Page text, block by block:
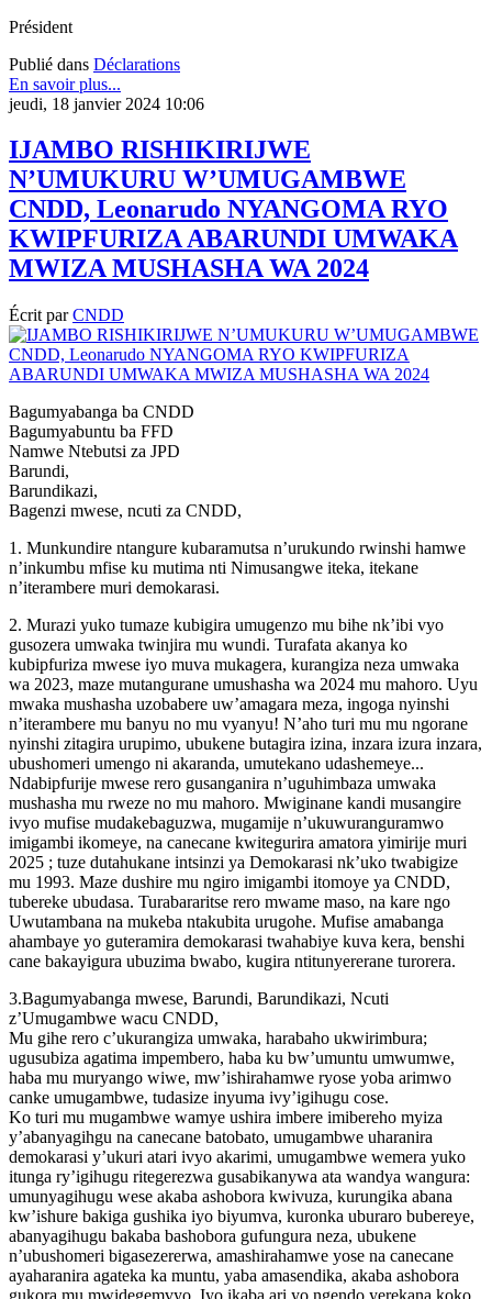
Président
Publié dans Déclarations
En savoir plus...
jeudi, 18 janvier 2024 10:06
IJAMBO RISHIKIRIJWE
N’UMUKURU W’UMUGAMBWE
CNDD, Leonarudo NYANGOMA RYO
KWIPFURIZA ABARUNDI UMWAKA
MWIZA MUSHASHA WA 2024
Écrit parCNDD
Bagumyabanga ba CNDD
Bagumyabuntu ba FFD
Namwe Ntebutsi za JPD
Barundi,
Barundikazi,
Bagenzi mwese, ncuti za CNDD,
1. Munkundire ntangure kubaramutsa n’urukundo rwinshi hamwe
n’inkumbu mfise ku mutima nti Nimusangwe iteka, itekane
n’iterambere muri demokarasi.
2. Murazi yuko tumaze kubigira umugenzo mu bihe nk’ibi vyo
gusozera umwaka twinjira mu wundi. Turafata akanya ko
kubipfuriza mwese iyo muva mukagera, kurangiza neza umwaka
wa 2023, maze mutangurane umushasha wa 2024 mu mahoro. Uyu
mwaka mushasha uzobabere uw’amagara meza, ingoga nyinshi
n’iterambere mu banyu no mu vyanyu! N’aho turi mu mu ngorane
nyinshi zitagira urupimo, ubukene butagira izina, inzara izura inzara,
ubushomeri umengo ni akaranda, umutekano udashemeye...
Ndabipfurije mwese rero gusanganira n’uguhimbaza umwaka
mushasha mu rweze no mu mahoro. Mwiginane kandi musangire
ivyo mufise mudakebaguzwa, mugamije n’ukuwuranguramwo
imigambi ikomeye, na canecane kwitegurira amatora yimirije muri
2025 ; tuze dutahukane intsinzi ya Demokarasi nk’uko twabigize
mu 1993. Maze dushire mu ngiro imigambi itomoye ya CNDD,
tubereke ubudasa. Turabararitse rero mwame maso, na kare ngo
Uwutambana na mukeba ntakubita urugohe. Mufise amabanga
ahambaye yo guteramira demokarasi twahabiye kuva kera, benshi
cane bakayigura ubuzima bwabo, kugira ntitunyererane turorera.
3.Bagumyabanga mwese, Barundi, Barundikazi, Ncuti
z’Umugambwe wacu CNDD,
Mu gihe rero c’ukurangiza umwaka, harabaho ukwirimbura;
ugusubiza agatima impembero, haba ku bw’umuntu umwumwe,
haba mu muryango wiwe, mw’ishirahamwe ryose yoba arimwo
canke umugambwe, tudasize inyuma ivy’igihugu cose.
Ko turi mu mugambwe wamye ushira imbere imibereho myiza
y’abanyagihgu na canecane batobato, umugambwe uharanira
demokarasi y’ukuri atari ivyo akarimi, umugambwe wemera yuko
itunga ry’igihugu ritegerezwa gusabikanywa ata wandya wangura:
umunyagihugu wese akaba ashobora kwivuza, kurungika abana
kw’ishure bakiga gushika iyo biyumva, kuronka uburaro bubereye,
abanyagihugu bakaba bashobora gufungura neza, ubukene
n’ubushomeri bigasezererwa, amashirahamwe yose na canecane
ayaharanira agateka ka muntu, yaba amasendika, akaba ashobora